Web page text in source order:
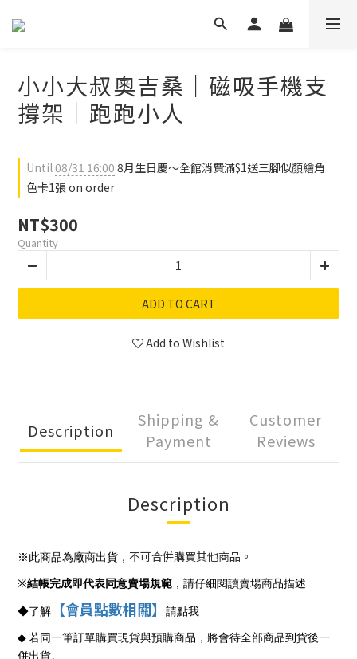
小小大叔奧吉桑｜磁吸手機支
撐架｜跑跑小人
Until08/31 16:00 8月生日慶～全館消費滿$1送三腳似顏繪角
色卡1張 on order
NT$300
Quantity
ADD TO CART
Add to Wishlist
Description
Shipping &
Payment
Customer
Reviews
Description
※此商品為廠商出貨， 不可合併購買其他商品。
※結帳完成即代表同意賣場規範 ，請仔細閱讀賣場商品描述
◆了解 【會員點數相關】 請點我
◆若同一筆訂單購買現貨與預購商品，將會待全部商品到貨後一
併出貨。